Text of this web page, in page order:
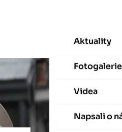
Aktuality
Fotogalerie
Videa
Napsali o